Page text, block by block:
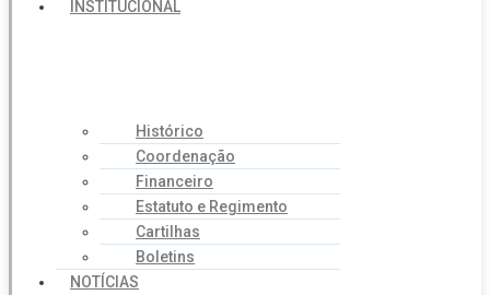
INSTITUCIONAL
Histórico
Coordenação
Financeiro
Estatuto e Regimento
Cartilhas
Boletins
NOTÍCIAS